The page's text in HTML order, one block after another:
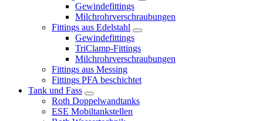
Gewindefittings
Milchrohrverschraubungen
Fittings aus Edelstahl
Gewindefittings
TriClamp-Fittings
Milchrohrverschraubungen
Fittings aus Messing
Fittings PFA beschichtet
Tank und Fass
Roth Doppelwandtanks
ESE Mobiltankstellen